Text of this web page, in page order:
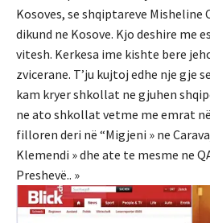
Kosoves, se shqiptareve
dikund ne Kosove. Kjo deshire me
vitesh. Kerkesa ime kishte bere
zvicerane. T’ju kujtoj edhe nje gje
kam kryer shkollat ne gjuhen
ne ato shkollat vetme me emrat
filloren deri në “Migjeni » ne
Klemendi » dhe ate te mesme ne
Preshevë.. »